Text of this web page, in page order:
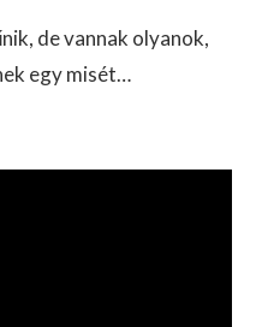
de vannak olyanok,
egy misét…